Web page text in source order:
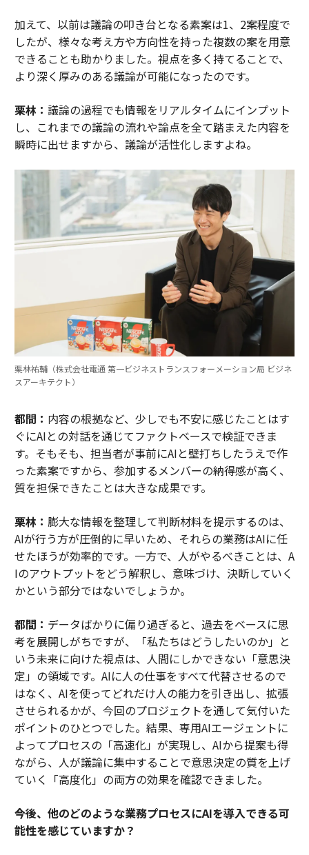
加えて、以前は議論の叩き台となる素案は1、2案程度で
したが、様々な考え方や方向性を持った複数の案を用意
できることも助かりました。視点を多く持てることで、
より深く厚みのある議論が可能になったのです。
栗林： 議論の過程でも情報をリアルタイムにインプット
し、これまでの議論の流れや論点を全て踏まえた内容を
瞬時に出せますから、議論が活性化しますよね。
栗林祐輔（株式会社電通 第一ビジネストランスフォーメーション局 ビジネ
スアーキテクト）
都間： 内容の根拠など、少しでも不安に感じたことはす
ぐにAIとの対話を通じてファクトベースで検証できま
す。そもそも、担当者が事前にAIと壁打ちしたうえで作
った素案ですから、参加するメンバーの納得感が高く、
質を担保できたことは大きな成果です。
栗林： 膨大な情報を整理して判断材料を提示するのは、
AIが行う方が圧倒的に早いため、それらの業務はAIに任
せたほうが効率的です。一方で、人がやるべきことは、A
Iのアウトプットをどう解釈し、意味づけ、決断していく
かという部分ではないでしょうか。
都間： データばかりに偏り過ぎると、過去をベースに思
考を展開しがちですが、「私たちはどうしたいのか」と
いう未来に向けた視点は、人間にしかできない「意思決
定」の領域です。AIに人の仕事をすべて代替させるので
はなく、AIを使ってどれだけ人の能力を引き出し、拡張
させられるかが、今回のプロジェクトを通して気付いた
ポイントのひとつでした。結果、専用AIエージェントに
よってプロセスの「高速化」が実現し、AIから提案も得
ながら、人が議論に集中することで意思決定の質を上げ
ていく「高度化」の両方の効果を確認できました。
――今後、他のどのような業務プロセスにAIを導入できる可
能性を感じていますか？